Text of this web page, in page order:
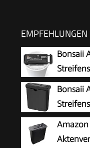
EMPFEHLUNGEN
Bonsaii
Bonsaii